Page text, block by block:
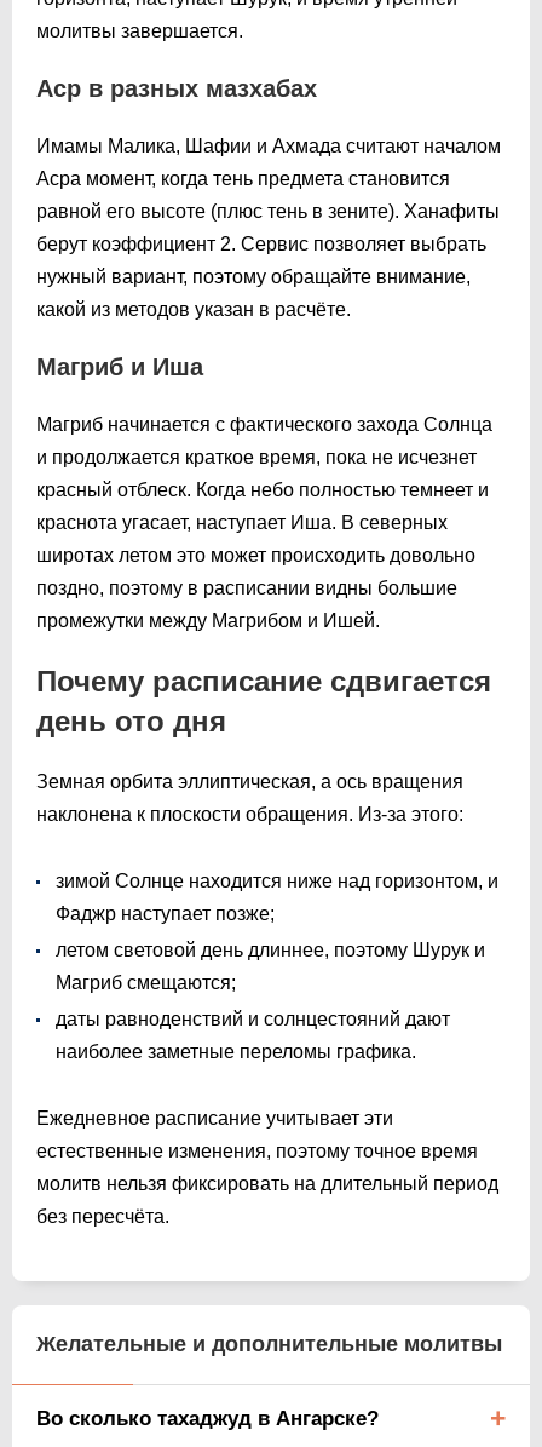
молитвы завершается.
Аср в разных мазхабах
Имамы Малика, Шафии и Ахмада считают началом
Асра момент, когда тень предмета становится
равной его высоте (плюс тень в зените). Ханафиты
берут коэффициент 2. Сервис позволяет выбрать
нужный вариант, поэтому обращайте внимание,
какой из методов указан в расчёте.
Магриб и Иша
Магриб начинается с фактического захода Солнца
и продолжается краткое время, пока не исчезнет
красный отблеск. Когда небо полностью темнеет и
краснота угасает, наступает Иша. В северных
широтах летом это может происходить довольно
поздно, поэтому в расписании видны большие
промежутки между Магрибом и Ишей.
Почему расписание сдвигается
день ото дня
Земная орбита эллиптическая, а ось вращения
наклонена к плоскости обращения. Из-за этого:
зимой Солнце находится ниже над горизонтом, и
Фаджр наступает позже;
летом световой день длиннее, поэтому Шурук и
Магриб смещаются;
даты равноденствий и солнцестояний дают
наиболее заметные переломы графика.
Ежедневное расписание учитывает эти
естественные изменения, поэтому точное время
молитв нельзя фиксировать на длительный период
без пересчёта.
Желательные и дополнительные молитвы
Во сколько тахаджуд в Ангарске?